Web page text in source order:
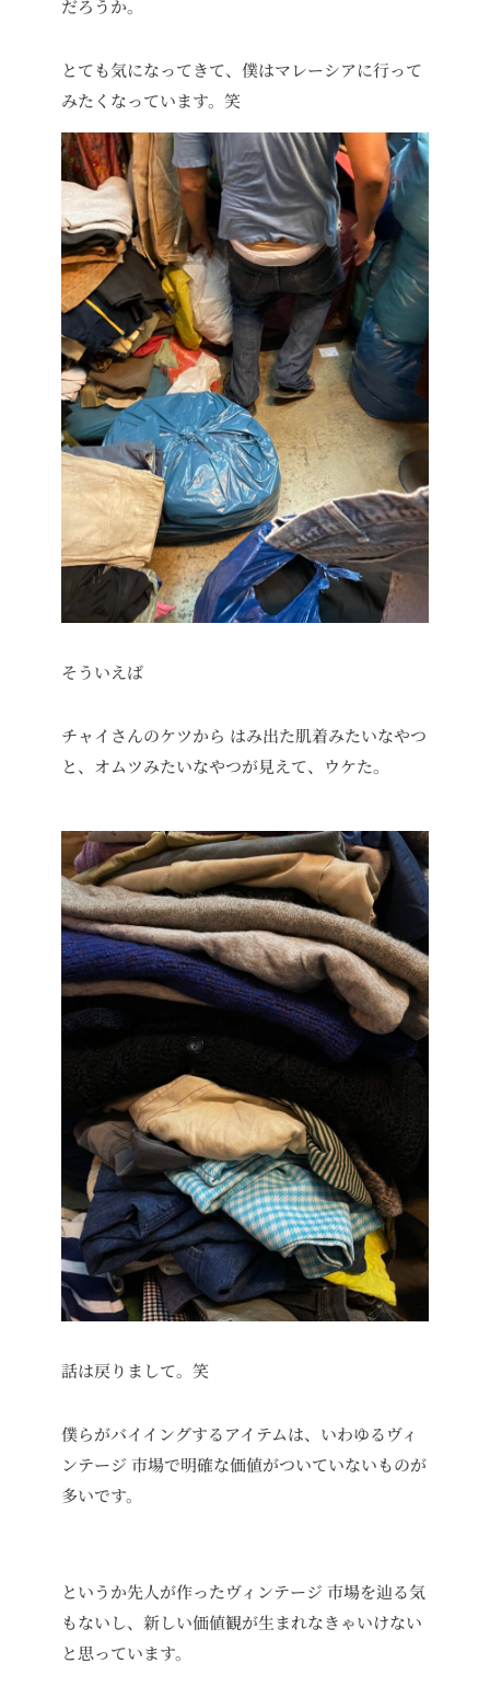
だろうか。
とても気になってきて、僕はマレーシアに行って
みたくなっています。笑
そういえば
チャイさんのケツから はみ出た肌着みたいなやつ
と、オムツみたいなやつが見えて、ウケた。
話は戻りまして。笑
僕らがバイイングするアイテムは、いわゆるヴィ
ンテージ 市場で明確な価値がついていないものが
多いです。
というか先人が作ったヴィンテージ 市場を辿る気
もないし、新しい価値観が生まれなきゃいけない
と思っています。